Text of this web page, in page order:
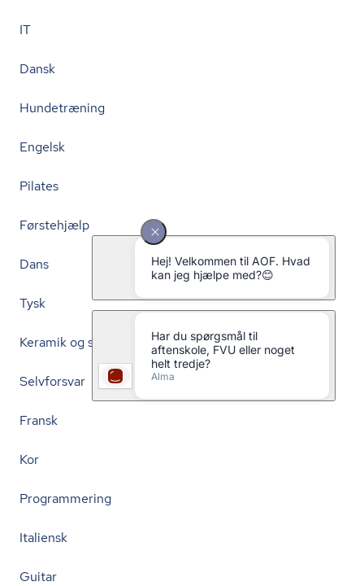
IT
Dansk
Hundetræning
Engelsk
Pilates
Førstehjælp
Dans
Tysk
Keramik og skulptur
Selvforsvar
Fransk
Kor
Programmering
Italiensk
Guitar